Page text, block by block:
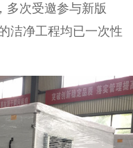
多次受邀参与新版
洁净工程均已一次性